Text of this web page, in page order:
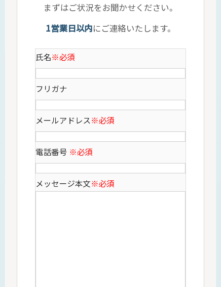
まずはご状況をお聞かせください。
1営業日以内にご連絡いたします。
氏名※必須
フリガナ
メールアドレス※必須
電話番号 ※必須
メッセージ本文※必須